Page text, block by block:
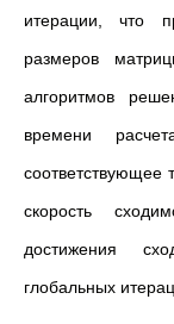
итерации, что
размеров
алгоритмов
времени
соответствующее
скорость
достижения
глобальных